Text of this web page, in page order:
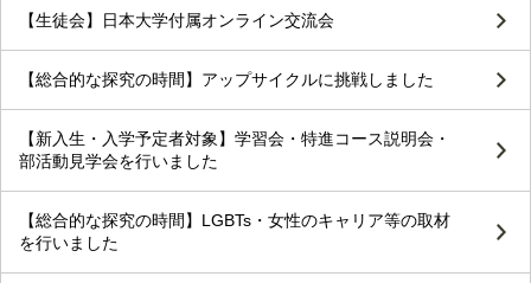
【生徒会】日本大学付属オンライン交流会
【総合的な探究の時間】アップサイクルに挑戦しました
【新入生・入学予定者対象】学習会・特進コース説明会・
部活動見学会を行いました
【総合的な探究の時間】LGBTs・女性のキャリア等の取材
を行いました